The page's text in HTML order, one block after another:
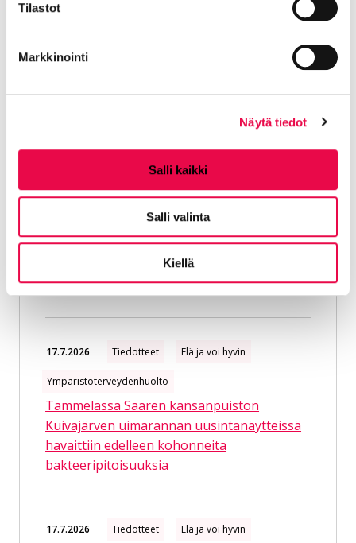
Tilastot
Markkinointi
Näytä tiedot
Salli kaikki
Salli valinta
Kiellä
Ympäristöterveydenhuollon
22.7.2026 Tiedotteet Elä ja voi hyvin
Ympäristöterveydenhuolto
Tammelassa Saaren kansanpuiston
Kuivajärven uimarannan vedessä ei enää
havaittu kohonneita bakteeripitoisuuksia
17.7.2026 Tiedotteet Elä ja voi hyvin
Ympäristöterveydenhuolto
Tammelassa Saaren kansanpuiston
Kuivajärven uimarannan uusintanäytteissä
havaittiin edelleen kohonneita
bakteeripitoisuuksia
17.7.2026 Tiedotteet Elä ja voi hyvin